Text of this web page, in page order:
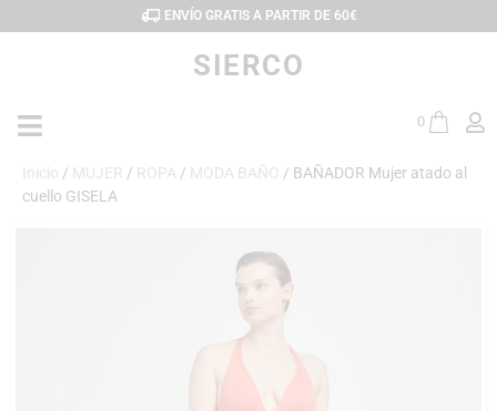
ENVÍO GRATIS A PARTIR DE 60€
SIERCO
0
Inicio / MUJER / ROPA / MODA BAÑO / BAÑADOR Mujer atado al
cuello GISELA